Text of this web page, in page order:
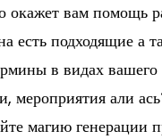
окажет вам помощь
есть подходящие а
в видах
мероприятия али
магию генерации